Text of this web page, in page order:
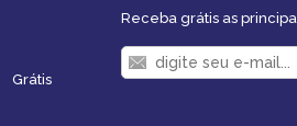
Grátis
Receba grátis as